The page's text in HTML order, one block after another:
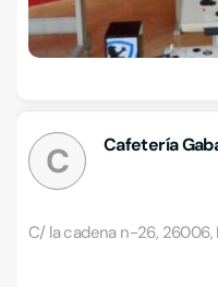
C Cafetería
C/ la cadena n-26, 26006,